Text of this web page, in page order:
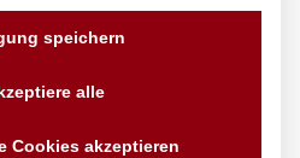
speichern
alle
Cookies akzeptieren